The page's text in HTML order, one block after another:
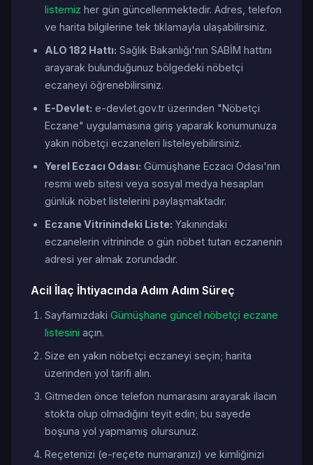
listemiz her gün güncellenmektedir. Adres, telefon
ve harita bilgilerine tek tıklamayla ulaşabilirsiniz.
ALO 182 Hattı: Sağlık Bakanlığı'nın SABİM hattını
arayarak bulunduğunuz bölgedeki nöbetçi
eczaneyi öğrenebilirsiniz.
E-Devlet: e-devlet.gov.tr üzerinden "Nöbetçi
Eczane" uygulamasına giriş yaparak konumunuza
yakın nöbetçi eczaneleri listeleyebilirsiniz.
Yerel Eczacı Odası: Gümüşhane Eczacı Odası'nın
resmi web sitesi veya sosyal medya hesapları
günlük nöbet listelerini paylaşmaktadır.
Eczane Vitrinindeki Liste: Yakınındaki
eczanelerin vitrininde o gün nöbet tutan eczanenin
adresi yer almak zorundadır.
Acil İlaç İhtiyacında Adım Adım Süreç
Sayfamızdaki Gümüşhane güncel nöbetçi eczane
listesini açın.
Size en yakın nöbetçi eczaneyi seçin; harita
üzerinden yol tarifi alın.
Gitmeden önce telefon numarasını arayarak ilacın
stokta olup olmadığını teyit edin; bu sayede
boşuna yol yapmamış olursunuz.
Reçetenizi (e-reçete numaranızı) ve kimliğinizi